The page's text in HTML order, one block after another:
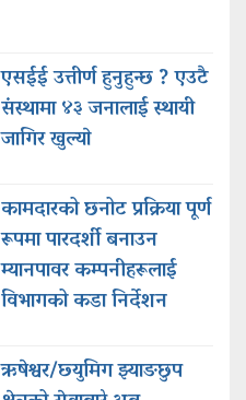
एसईई उत्तीर्ण हुनुहुन्छ ? एउटै
संस्थामा ४३ जनालाई स्थायी
जागिर खुल्याे
कामदारको छनोट प्रक्रिया पूर्ण
रूपमा पारदर्शी बनाउन
म्यानपावर कम्पनीहरूलाई
विभागको कडा निर्देशन
ऋषेश्वर/छ्युमिग झ्याङछुप